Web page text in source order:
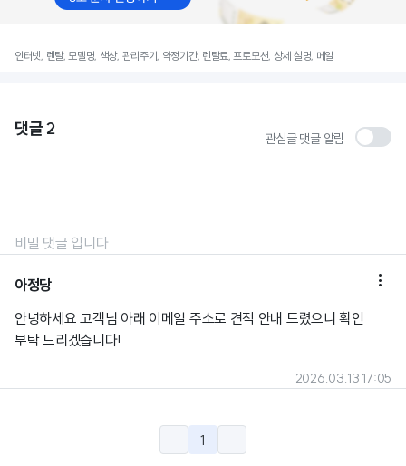
인터넷, 렌탈, 모델명, 색상, 관리주기, 약정기간, 렌탈료, 프로모션, 상세 설명, 메일
댓글2 관심글 댓글 알림
비밀 댓글 입니다.
아정당 
안녕하세요 고객님 아래 이메일 주소로 견적 안내 드렸으니 확인
부탁 드리겠습니다!
2026.03.13 17:05
1